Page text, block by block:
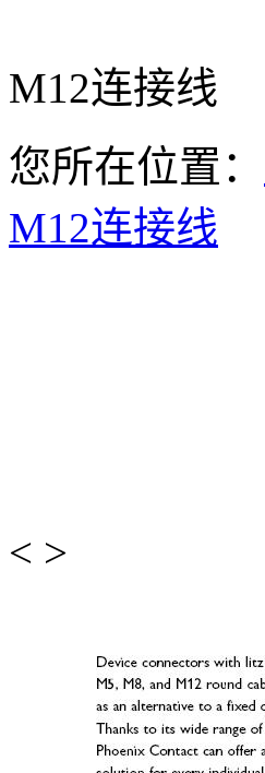
M12连接线
您所在位置：
M12连接线
< >